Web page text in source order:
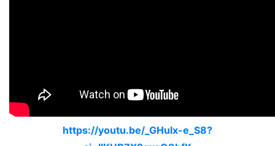
https://youtu.be/_GHulx-e_S8?